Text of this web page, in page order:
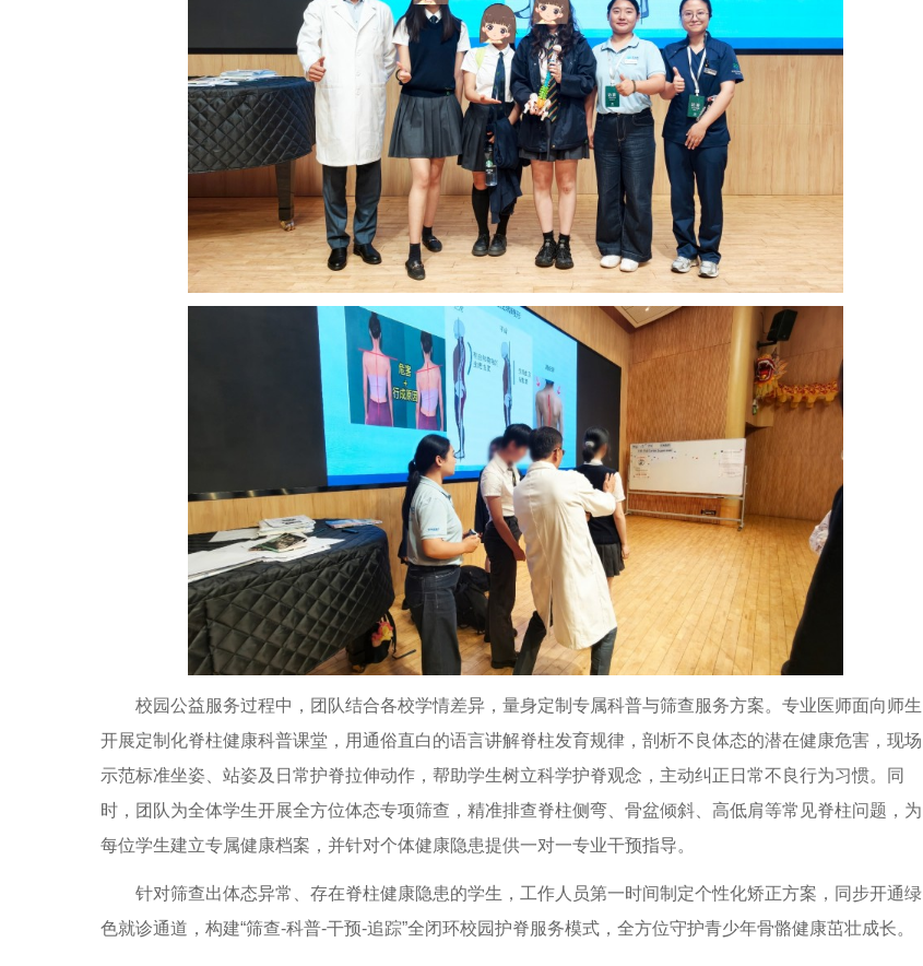
校园公益服务过程中，团队结合各校学情差异，量身定制专属科普与筛查服务方案。专业医师面向师生
开展定制化脊柱健康科普课堂，用通俗直白的语言讲解脊柱发育规律，剖析不良体态的潜在健康危害，现场
示范标准坐姿、站姿及日常护脊拉伸动作，帮助学生树立科学护脊观念，主动纠正日常不良行为习惯。同
时，团队为全体学生开展全方位体态专项筛查，精准排查脊柱侧弯、骨盆倾斜、高低肩等常见脊柱问题，为
每位学生建立专属健康档案，并针对个体健康隐患提供一对一专业干预指导。
针对筛查出体态异常、存在脊柱健康隐患的学生，工作人员第一时间制定个性化矫正方案，同步开通绿
色就诊通道，构建“筛查-科普-干预-追踪”全闭环校园护脊服务模式，全方位守护青少年骨骼健康茁壮成长。